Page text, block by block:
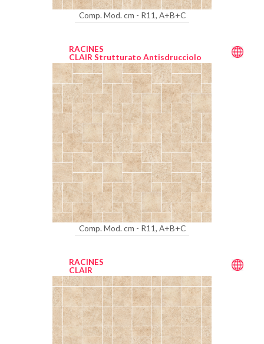
Comp. Mod. cm - R11, A+B+C
RACINES
CLAIR Strutturato Antisdrucciolo
Comp. Mod. cm - R11, A+B+C
RACINES
CLAIR